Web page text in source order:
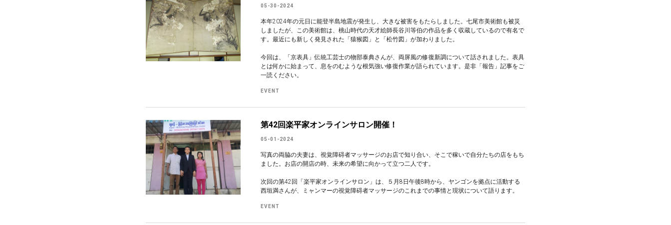
05-30-2024
本年2024年の元日に能登半島地震が発生し、大きな被害をもたらしました。七尾市美術館も被災
しましたが、この美術館は、桃山時代の天才絵師長谷川等伯の作品を多く収蔵しているので有名で
す。最近にも新しく発見された「猿猴図」と「松竹図」が加わりました。
今回は、「京表具」伝統工芸士の物部泰典さんが、両屏風の修復新調について話されました。表具
とは何かに始まって、息をのむような根気強い修復作業が語られています。是非「報告」記事をご
一読ください。
EVENT
第42回楽平家オンラインサロン開催！
05-01-2024
写真の両脇の夫妻は、視覚障碍者マッサージのお店で知り合い、そこで稼いで自分たちの店をもち
ました。お店の開店の時、未来の希望に向かって立つ二人です。
次回の第42回「楽平家オンラインサロン」は、５月8日午後8時から、ヤンゴンを拠点に活動する
西垣満さんが、ミャンマーの視覚障碍者マッサージのこれまでの事情と現状について語ります。
EVENT